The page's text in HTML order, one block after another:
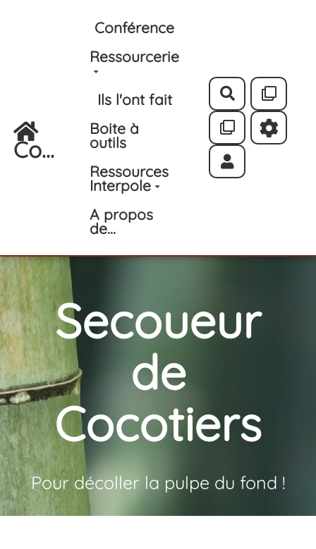
Aller au contenu principal
Co...
Conférence
Ressourcerie
Ils l'ont fait
Boite à
outils
Ressources
Interpole
A propos
de...
Rechercher
Secoueur
de
Cocotiers
Pour décoller la pulpe du fond !